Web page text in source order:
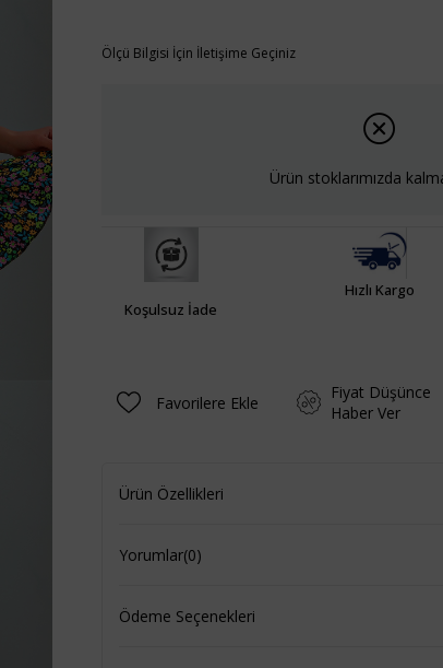
Ölçü Bilgisi İçin İletişime Geçiniz
Ürün stoklarımızda
Koşulsuz İade
Hızlı Kargo
Favorilere Ekle
Fiyat Düşünce
Haber Ver
Ürün Özellikleri
Yorumlar(0)
Ödeme Seçenekleri